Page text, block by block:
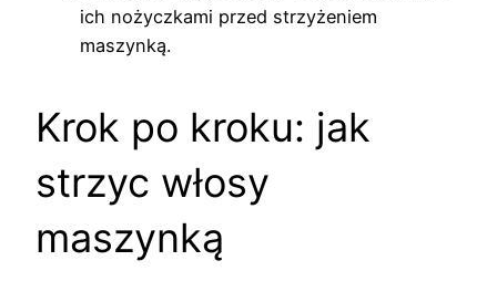
ich nożyczkami przed strzyżeniem
maszynką.
Krok po kroku: jak
strzyc włosy
maszynką